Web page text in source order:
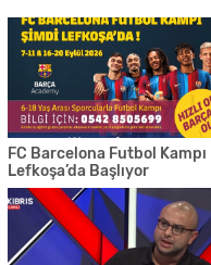
FC Barcelona Futbol Kampı
Lefkoşa’da Başlıyor